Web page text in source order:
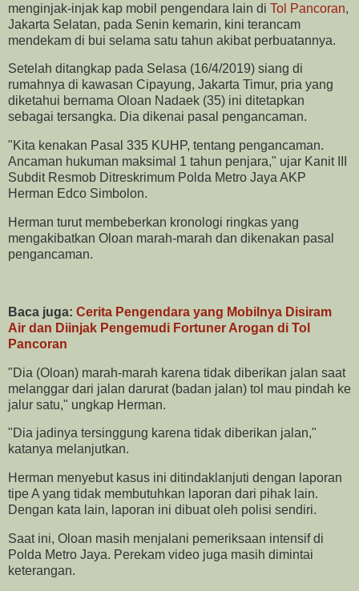
menginjak-injak kap mobil pengendara lain di Tol Pancoran,
Jakarta Selatan, pada Senin kemarin, kini terancam
mendekam di bui selama satu tahun akibat perbuatannya.
Setelah ditangkap pada Selasa (16/4/2019) siang di
rumahnya di kawasan Cipayung, Jakarta Timur, pria yang
diketahui bernama Oloan Nadaek (35) ini ditetapkan
sebagai tersangka. Dia dikenai pasal pengancaman.
"Kita kenakan Pasal 335 KUHP, tentang pengancaman.
Ancaman hukuman maksimal 1 tahun penjara," ujar Kanit III
Subdit Resmob Ditreskrimum Polda Metro Jaya AKP
Herman Edco Simbolon.
Herman turut membeberkan kronologi ringkas yang
mengakibatkan Oloan marah-marah dan dikenakan pasal
pengancaman.
Baca juga: Cerita Pengendara yang Mobilnya Disiram
Air dan Diinjak Pengemudi Fortuner Arogan di Tol
Pancoran
"Dia (Oloan) marah-marah karena tidak diberikan jalan saat
melanggar dari jalan darurat (badan jalan) tol mau pindah ke
jalur satu," ungkap Herman.
"Dia jadinya tersinggung karena tidak diberikan jalan,"
katanya melanjutkan.
Herman menyebut kasus ini ditindaklanjuti dengan laporan
tipe A yang tidak membutuhkan laporan dari pihak lain.
Dengan kata lain, laporan ini dibuat oleh polisi sendiri.
Saat ini, Oloan masih menjalani pemeriksaan intensif di
Polda Metro Jaya. Perekam video juga masih dimintai
keterangan.